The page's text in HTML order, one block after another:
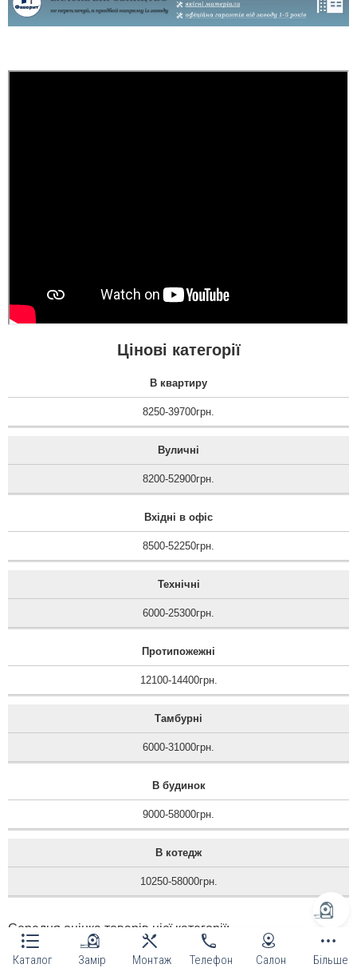
Каталог Замір Монтаж Телефон Салон Більше
Цінові категорії
В квартиру
8250-39700грн.
Вуличні
8200-52900грн.
Вхідні в офіс
8500-52250грн.
Технічні
6000-25300грн.
Протипожежні
12100-14400грн.
Тамбурні
6000-31000грн.
В будинок
9000-58000грн.
В котедж
10250-58000грн.
Середня оцінка товарів цієї категорії:
4.8 із 5 на основі 401 відгуків
Всі відгуки
|Відгуки цієї категорії